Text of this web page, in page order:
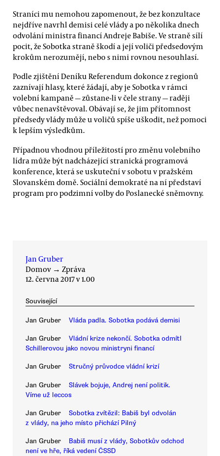
Straníci mu nemohou zapomenout, že bez konzultace
nejdříve navrhl demisi celé vlády a po několika dnech
odvolání ministra financí Andreje Babiše. Ve straně sílí
pocit, že Sobotka straně škodí a její voliči předsedovým
krokům nerozumějí, nebo s nimi rovnou nesouhlasí.
Podle zjištění Deníku Referendum dokonce z regionů
zaznívají hlasy, které žádají, aby je Sobotka v rámci
volební kampaně — zůstane-li v čele strany — raději
vůbec nenavštěvoval. Obávají se, že jim přítomnost
předsedy vlády může u voličů spíše uškodit, než pomoci
k lepším výsledkům.
Případnou vhodnou příležitostí pro změnu volebního
lídra může být nadcházející stranická programová
konference, která se uskuteční v sobotu v pražském
Slovanském domě. Sociální demokraté na ní představí
program pro podzimní volby do Poslanecké sněmovny.
Jan Gruber
Domov → Zpráva
12. června 2017 v 1.00
Související
Jan Gruber Vláda padla. Sobotka podává demisi
Jan Gruber
Vládní krize nekončí. Sobotka odmítl
Schillerovou jako novou ministryni financí
Jan Gruber Stručný průvodce vládní krizí
Jan Gruber
Slávek bojuje, Andrej není politik.
Víme už leccos
Jan Gruber
Sobotka zvítězil: Babiš byl odvolán
z vlády, na jeho místo přichází Pilný
Jan Gruber
Babiš musí z vlády, Sobotkův odchod
není ve hře, říká vedení ČSSD